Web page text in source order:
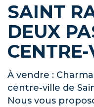
SAINT
DEUX
À vendre :
centre-ville de
Nous vous